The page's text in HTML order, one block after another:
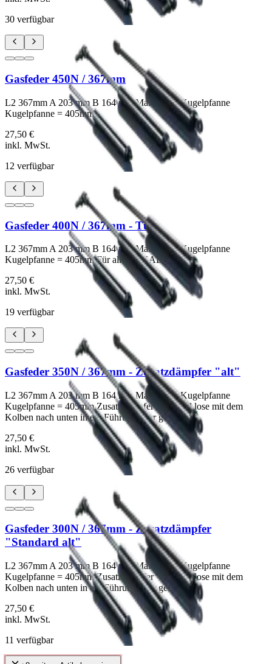
30 verfügbar
Gasfeder 450N / 367mm
L2 367mm A 203 mm B 164 mm Maß: Mitte Kugelpfanne
Kugelpfanne = 405mm
27,50 €
inkl. MwSt.
12 verfügbar
Gasfeder 400N / 367mm - Tür
L2 367mm A 203 mm B 164 mm Maß: Mitte Kugelpfanne
Kugelpfanne = 405mm Für alle EXKAB Modelle
27,50 €
inkl. MwSt.
19 verfügbar
Gasfeder 350N / 367mm - Zusatzdämpfer "alt"
L2 367mm A 203 mm B 164 mm Maß: Mitte Kugelpfanne
Kugelpfanne = 405mm Zusatzdämpfer "alt" sind lose mit dem
Kolben nach unten in ein Führungsrohr gesteckt.
27,50 €
inkl. MwSt.
26 verfügbar
Gasfeder 300N / 367mm - Zusatzdämpfer
"Standard alt"
L2 367mm A 203 mm B 164 mm Maß: Mitte Kugelpfanne
Kugelpfanne = 405mm Zusatzdämpfer "alt" sind lose mit dem
Kolben nach unten in ein Führungsrohr gesteckt.
27,50 €
inkl. MwSt.
11 verfügbar